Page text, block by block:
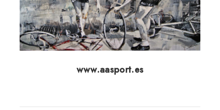
www.aasport.es